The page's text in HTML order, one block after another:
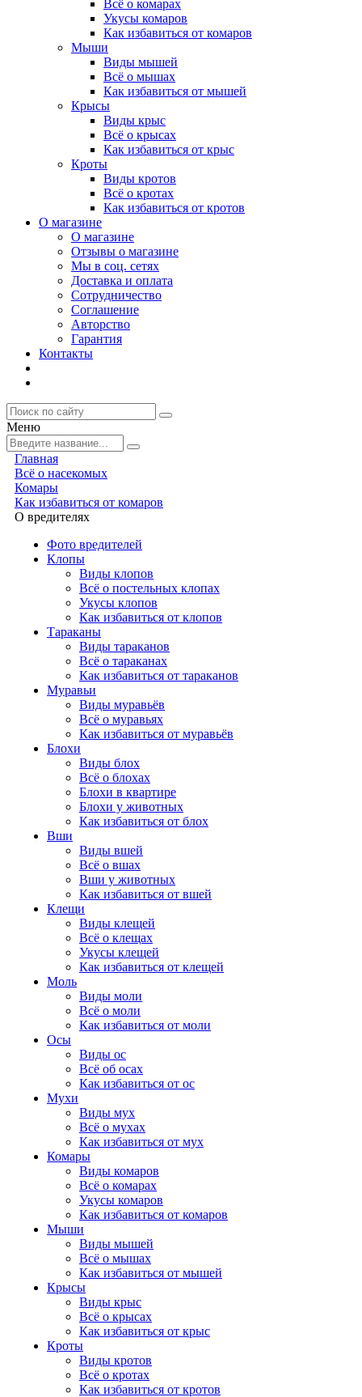
Всё о комарах
Укусы комаров
Как избавиться от комаров
Мыши
Виды мышей
Всё о мышах
Как избавиться от мышей
Крысы
Виды крыс
Всё о крысах
Как избавиться от крыс
Кроты
Виды кротов
Всё о кротах
Как избавиться от кротов
О магазине
О магазине
Отзывы о магазине
Мы в соц. сетях
Доставка и оплата
Сотрудничество
Соглашение
Авторство
Гарантия
Контакты
Меню
Главная
Всё о насекомых
Комары
Как избавиться от комаров
О вредителях
Фото вредителей
Клопы
Виды клопов
Всё о постельных клопах
Укусы клопов
Как избавиться от клопов
Тараканы
Виды тараканов
Всё о тараканах
Как избавиться от тараканов
Муравьи
Виды муравьёв
Всё о муравьях
Как избавиться от муравьёв
Блохи
Виды блох
Всё о блохах
Блохи в квартире
Блохи у животных
Как избавиться от блох
Вши
Виды вшей
Всё о вшах
Вши у животных
Как избавиться от вшей
Клещи
Виды клещей
Всё о клещах
Укусы клещей
Как избавиться от клещей
Моль
Виды моли
Всё о моли
Как избавиться от моли
Осы
Виды ос
Всё об осах
Как избавиться от ос
Мухи
Виды мух
Всё о мухах
Как избавиться от мух
Комары
Виды комаров
Всё о комарах
Укусы комаров
Как избавиться от комаров
Мыши
Виды мышей
Всё о мышах
Как избавиться от мышей
Крысы
Виды крыс
Всё о крысах
Как избавиться от крыс
Кроты
Виды кротов
Всё о кротах
Как избавиться от кротов